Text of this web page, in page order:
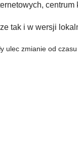
centrum
tak i w wersji
ulec zmianie od